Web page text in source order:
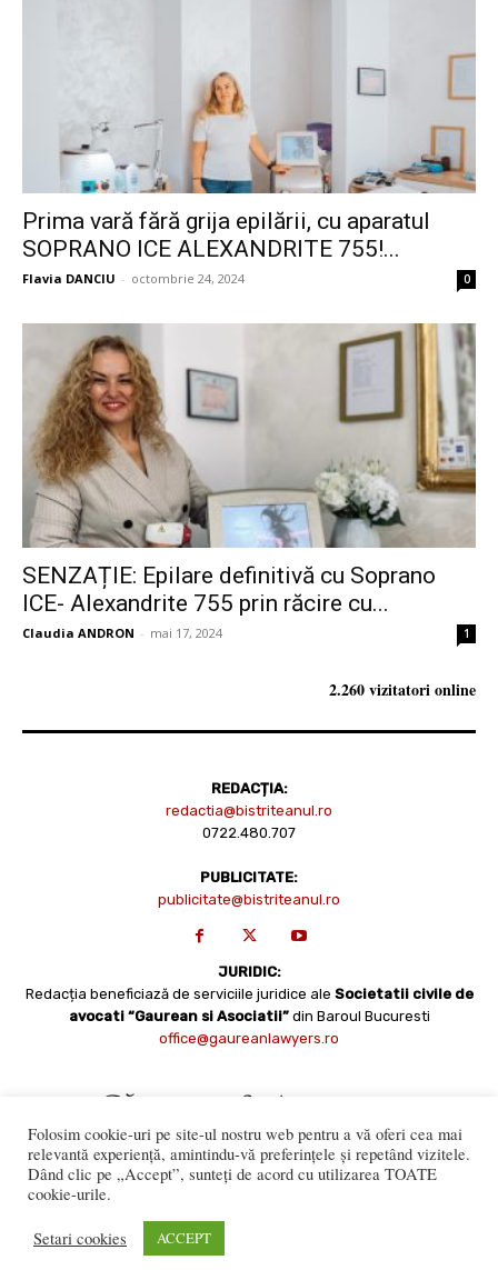
Prima vară fără grija epilării, cu aparatul
SOPRANO ICE ALEXANDRITE 755!...
Flavia DANCIU - octombrie 24, 2024 0
SENZAȚIE: Epilare definitivă cu Soprano
ICE- Alexandrite 755 prin răcire cu...
Claudia ANDRON - mai 17, 2024 1
2.260 vizitatori online
REDACȚIA:
redactia@bistriteanul.ro
0722.480.707
PUBLICITATE:
publicitate@bistriteanul.ro
JURIDIC:
Redacția beneficiază de serviciile juridice ale Societatii civile de
avocati “Gaurean si Asociatii” din Baroul Bucuresti
office@gaureanlawyers.ro
numai cu acordul expres al Bistriteanul.Ro. © Copyright 2008 -
Folosim cookie-uri pe site-ul nostru web pentru a vă oferi cea mai
relevantă experiență, amintindu-vă preferințele și repetând vizitele.
Dând clic pe „Accept”, sunteți de acord cu utilizarea TOATE
cookie-urile.
Setari cookies ACCEPT